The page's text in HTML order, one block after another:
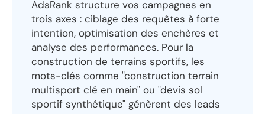
AdsRank structure vos campagnes en
trois axes : ciblage des requêtes à forte
intention, optimisation des enchères et
analyse des performances. Pour la
construction de terrains sportifs, les
mots-clés comme "construction terrain
multisport clé en main" ou "devis sol
sportif synthétique" génèrent des leads